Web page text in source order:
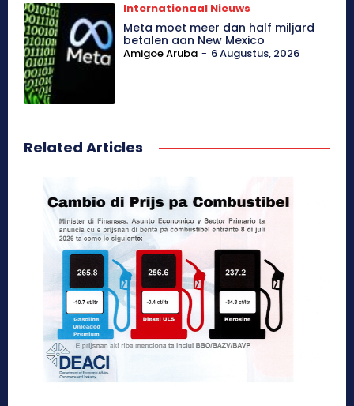
Internationaal Nieuws
Meta moet meer dan half miljard
betalen aan New Mexico
Amigoe Aruba - 6 Augustus, 2026
Related Articles